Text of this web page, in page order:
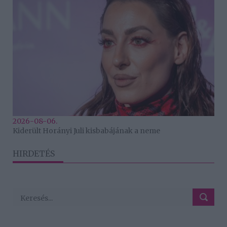
2026-08-06.
Kiderült Horányi Juli kisbabájának a neme
HIRDETÉS